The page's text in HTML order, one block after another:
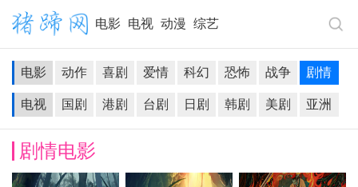
电影 电视 动漫 综艺
电影 动作 喜剧 爱情 科幻 恐怖 战争 剧情
电视 国剧 港剧 台剧 日剧 韩剧 美剧 亚洲
剧情电影